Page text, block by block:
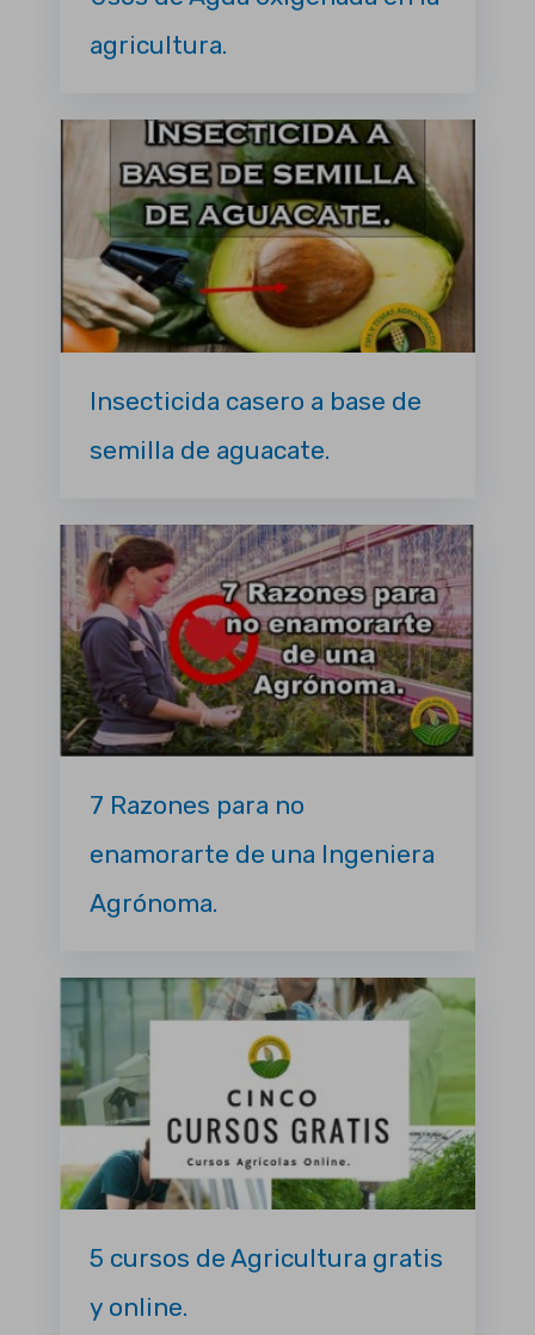
agricultura.
Insecticida casero a base de
semilla de aguacate.
7 Razones para no
enamorarte de una Ingeniera
Agrónoma.
5 cursos de Agricultura gratis
y online.